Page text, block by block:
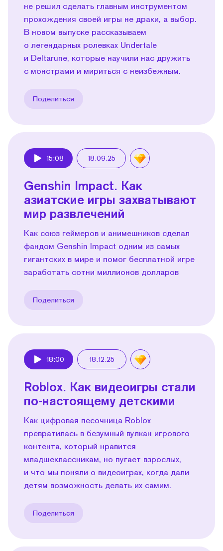
не решил сделать главным инструментом
прохождения своей игры не драки, а выбор.
В новом выпуске рассказываем
о легендарных ролевках Undertale
и Deltarune, которые научили нас дружить
с монстрами и мириться с неизбежным.
Поделиться
15:08 18.09.25
Genshin Impact. Как
азиатские игры захватывают
мир развлечений
Как союз геймеров и анимешников сделал
фандом Genshin Impact одним из самых
гигантских в мире и помог бесплатной игре
заработать сотни миллионов долларов
Поделиться
18:00 18.12.25
Roblox. Как видеоигры стали
по-настоящему детскими
Как цифровая песочница Roblox
превратилась в безумный вулкан игрового
контента, который нравится
младшеклассникам, но пугает взрослых,
и что мы поняли о видеоиграх, когда дали
детям возможность делать их самим.
Поделиться